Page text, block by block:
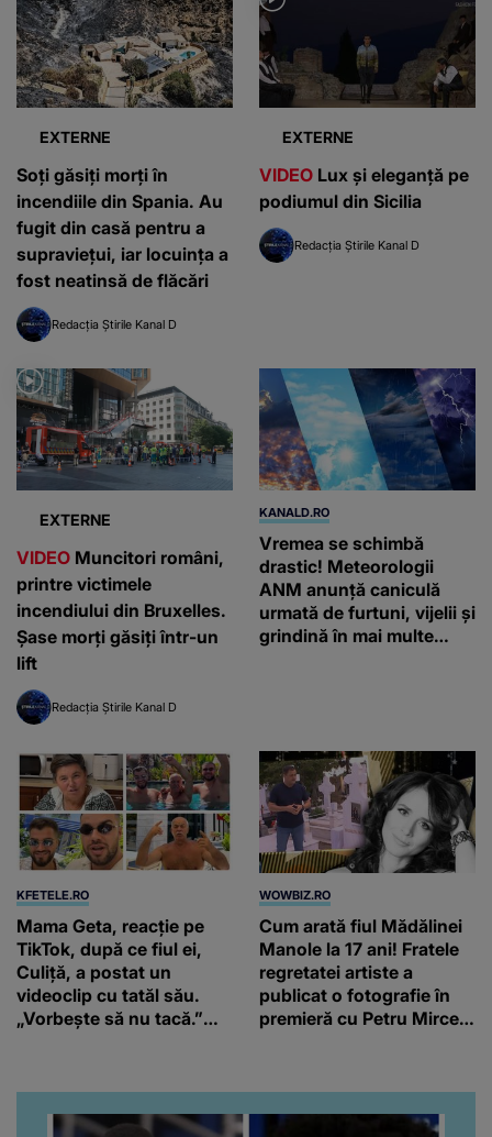
EXTERNE
Soți găsiți morți în
incendiile din Spania. Au
fugit din casă pentru a
supraviețui, iar locuința a
fost neatinsă de flăcări
Redacția Știrile Kanal D
EXTERNE
VIDEO Lux și eleganță pe
podiumul din Sicilia
Redacția Știrile Kanal D
EXTERNE
VIDEO Muncitori români,
printre victimele
incendiului din Bruxelles.
Șase morți găsiți într-un
lift
Redacția Știrile Kanal D
KANALD.RO
Vremea se schimbă
drastic! Meteorologii
ANM anunță caniculă
urmată de furtuni, vijelii și
grindină în mai multe
KFETELE.RO
Mama Geta, reacție pe
TikTok, după ce fiul ei,
Culiță, a postat un
videoclip cu tatăl său.
„Vorbește să nu tacă.”
WOWBIZ.RO
Cum arată fiul Mădălinei
Manole la 17 ani! Fratele
regretatei artiste a
publicat o fotografie în
premieră cu Petru Mircea